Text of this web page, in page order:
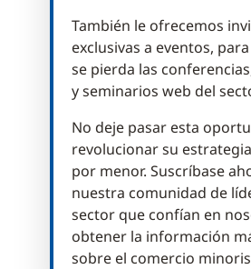
También le ofrecemos
exclusivas a eventos,
se pierda las
y seminarios web del
No deje pasar esta
revolucionar su
por menor. Suscríbase
nuestra comunidad de
sector que confían en
obtener la información
sobre el comercio